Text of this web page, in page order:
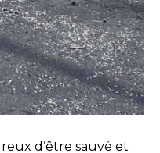
d’être sauvé et